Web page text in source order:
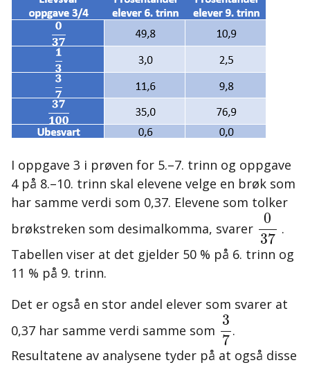
I oppgave 3 i prøven for 5.–7. trinn og oppgave
4 på 8.–10. trinn skal elevene velge en brøk som
har samme verdi som 0,37. Elevene som tolker
brøkstreken som desimalkomma, svarer
0
37
037
.
Tabellen viser at det gjelder 50 % på 6. trinn og
11 % på 9. trinn.
Det er også en stor andel elever som svarer at
0,37 har samme verdi samme som
3
7
37
.
Resultatene av analysene tyder på at også disse